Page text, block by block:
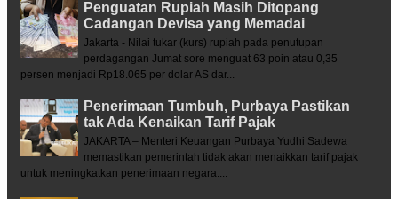
Penguatan Rupiah Masih Ditopang
Cadangan Devisa yang Memadai
Jakarta - Nilai tukar (kurs) rupiah pada penutupan
perdagangan Jumat sore menguat 63 poin atau 0,35
persen menjadi Rp18.065 per dolar AS dar...
Penerimaan Tumbuh, Purbaya Pastikan
tak Ada Kenaikan Tarif Pajak
JAKARTA – Menteri Keuangan Purbaya Yudhi Sadewa
memastikan pemerintah tidak akan menaikkan tarif pajak
untuk meningkatkan penerimaan negara....